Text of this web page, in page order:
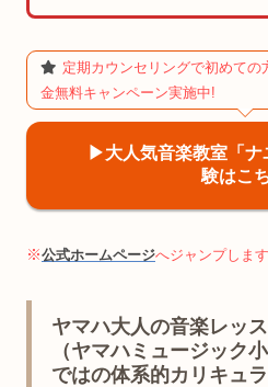
定期カウンセリングで初めて
金無料キャンペーン実施中!
▶︎大人気音楽教室「ナ
験はこ
※公式ホームページへジャンプします
ヤマハ大人の音楽レッ
（ヤマハミュージック
ではの体系的カリキュ